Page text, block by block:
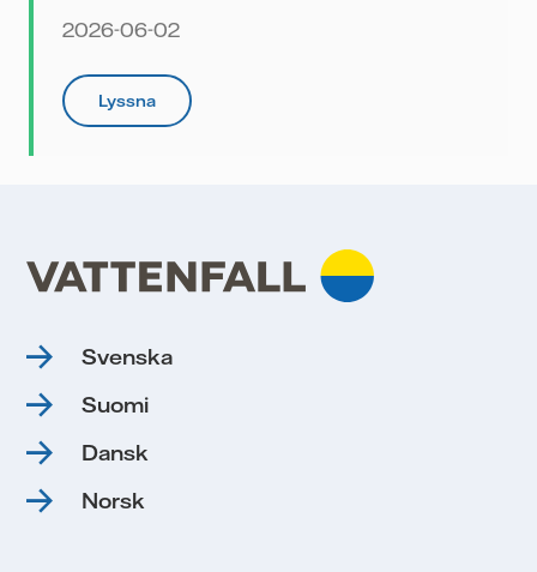
2026-06-02
Lyssna
Svenska
Suomi
Dansk
Norsk